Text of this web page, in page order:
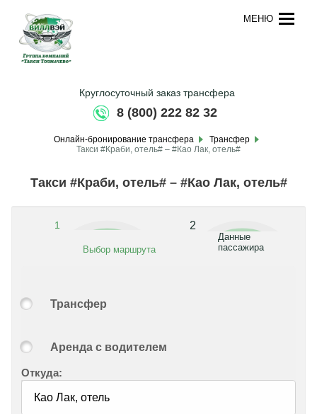
МЕНЮ
Круглосуточный заказ трансфера
8 (800) 222 82 32
Онлайн-бронирование трансфера
Трансфер
Такси #Краби, отель# – #Као Лак, отель#
Такси #Краби, отель# – #Као Лак, отель#
1
Выбор маршрута
2
Данные
пассажира
Трансфер
Аренда с водителем
Откуда: